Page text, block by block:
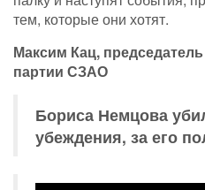
тем, которые они хотят.
Максим Кац,
партии СЗАО
Бориса Немцова
убеждения, за его